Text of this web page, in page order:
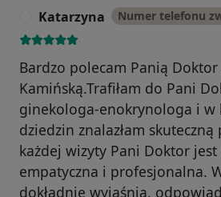
Katarzyna Numer telefonu
Bardzo polecam Panią
Kamińską.Trafiłam do Pani
ginekologa-enokrynologa i w
dziedzin znalazłam skuteczną
każdej wizyty Pani Doktor jest
empatyczna i profesjonalna.
dokładnie wyjaśnia,